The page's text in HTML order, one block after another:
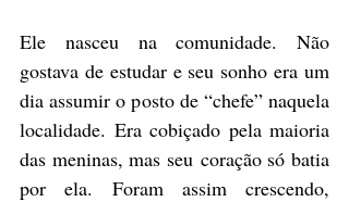
Ele nasceu na comunidade. Não
gostava de estudar e seu sonho era um
dia assumir o posto de “chefe” naquela
localidade. Era cobiçado pela maioria
das meninas, mas seu coração só batia
por ela. Foram assim crescendo,